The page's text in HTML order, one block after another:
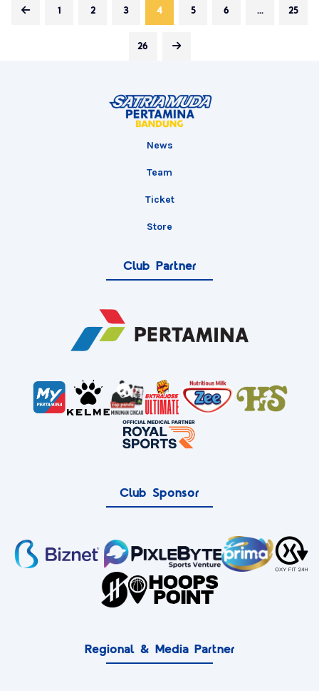
1 2 3 4 5 6 ... 25
26
News
Team
Ticket
Store
Club Partner
Club Sponsor
Regional & Media Partner